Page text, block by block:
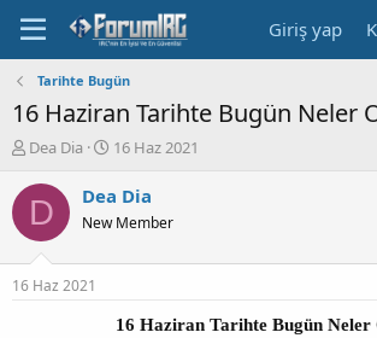
Giriş yap
Tarihte Bugün
16 Haziran Tarihte Bugün Neler
K
n
u
u
b
Dea Dia
B
ş
a
ç
16 Haz 2021
D Dea Dia
New Member
16 Haz 2021
16 Haziran Tarihte Bugün Neler